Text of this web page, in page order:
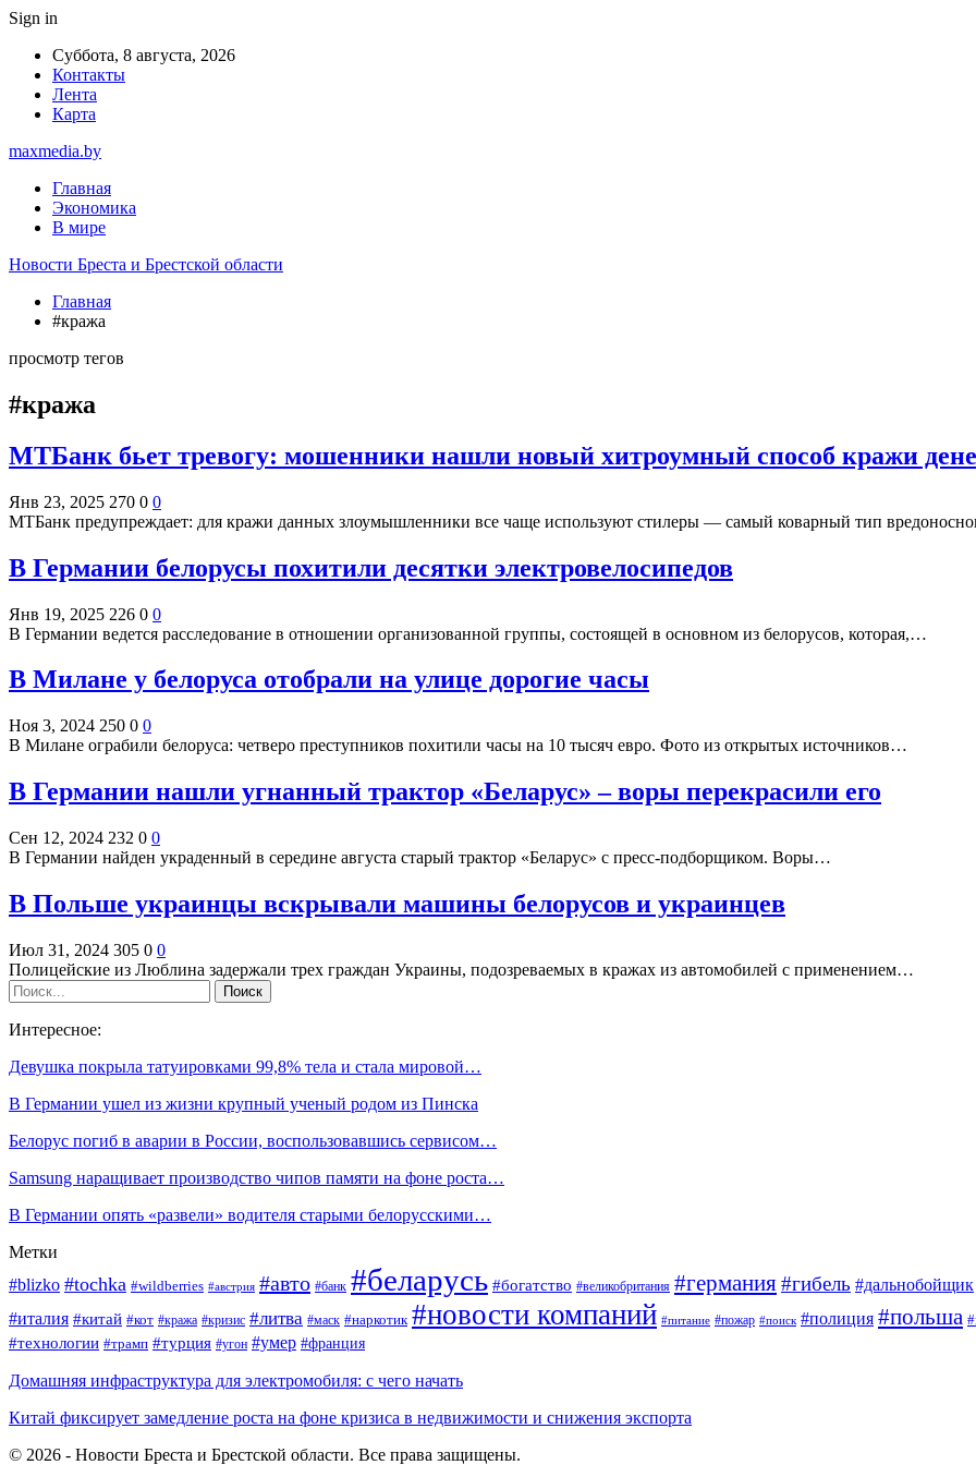
Sign in
Суббота, 8 августа, 2026
Контакты
Лента
Карта
maxmedia.by
Главная
Экономика
В мире
Новости Бреста и Брестской области
Главная
#кража
просмотр тегов
#кража
МТБанк бьет тревогу: мошенники нашли новый хитроумный способ кражи
Янв 23, 2025 270 0 0
МТБанк предупреждает: для кражи данных злоумышленники все чаще используют стилеры — самый коварный тип
В Германии белорусы похитили десятки электровелосипедов
Янв 19, 2025 226 0 0
В Германии ведется расследование в отношении организованной группы, состоящей в основном из белорусов, которая,…
В Милане у белоруса отобрали на улице дорогие часы
Ноя 3, 2024 250 0 0
В Милане ограбили белоруса: четверо преступников похитили часы на 10 тысяч евро. Фото из открытых источников…
В Германии нашли угнанный трактор «Беларус» – воры перекрасили его
Сен 12, 2024 232 0 0
В Германии найден украденный в середине августа старый трактор «Беларус» с пресс-подборщиком. Воры…
В Польше украинцы вскрывали машины белорусов и украинцев
Июл 31, 2024 305 0 0
Полицейские из Люблина задержали трех граждан Украины, подозреваемых в кражах из автомобилей с применением…
Интересное:
Девушка покрыла татуировками 99,8% тела и стала мировой…
В Германии ушел из жизни крупный ученый родом из Пинска
Белорус погиб в аварии в России, воспользовавшись сервисом…
Samsung наращивает производство чипов памяти на фоне роста…
В Германии опять «развели» водителя старыми белорусскими…
Метки
#blizko #tochka #wildberries #австрия #авто #банк #беларусь #богатство #великобритания #германия#гибель #дальнобойщик
#италия #китай #кот #кража #кризис #литва #маск #наркотик #новости компаний #питание #пожар #поиск #полиция #польша
#технологии #трамп #турция #угон #умер #франция
Домашняя инфраструктура для электромобиля: с чего начать
Китай фиксирует замедление роста на фоне кризиса в недвижимости и снижения экспорта
© 2026 - Новости Бреста и Брестской области. Все права защищены.